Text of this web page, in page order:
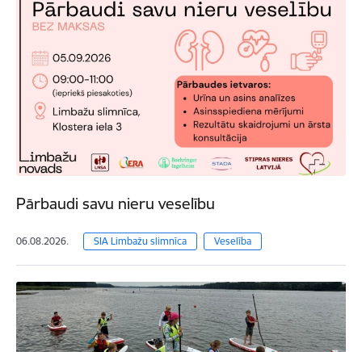
Pārbaudi savu nieru veselību
06.08.2026. SIA Limbažu slimnīca Veselība